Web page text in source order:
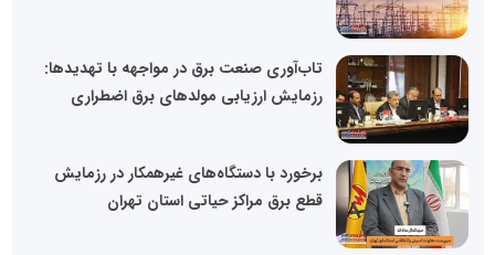
تاب‌آوری صنعت برق در مواجهه با تهدیدها:
رزمایش ارزیابی مولدهای برق اضطراری
برخورد با دستگاه‌های غیرهمکار در رزمایش
قطع برق مراکز حیاتی استان تهران